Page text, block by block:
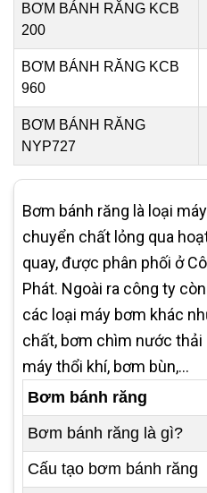
BƠM BÁNH RĂNG KCB
200
BƠM BÁNH RĂNG KCB
960
BƠM BÁNH RĂNG
NYP727
Bơm bánh răng là loại
chuyển chất lỏng qua
quay, được phân phối ở
Phát. Ngoài ra công ty
các loại máy bơm khác
chất, bơm chìm nước
máy thổi khí, bơm bùn,...
Bơm bánh răng
Bơm bánh răng là gì?
Cấu tạo bơm bánh răng